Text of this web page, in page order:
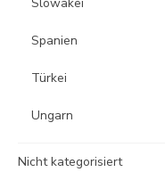
Spanien
Türkei
Ungarn
Nicht kategorisiert